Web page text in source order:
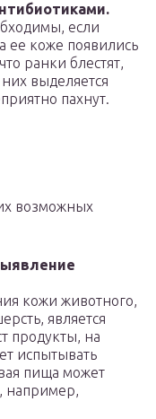
если
ее коже появились
ранки блестят,
выделяется
пахнут.
возможных
кожи животного,
является
продукты, на
испытывать
пища может
например,